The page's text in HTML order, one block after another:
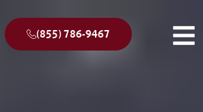
(855) 786-9467